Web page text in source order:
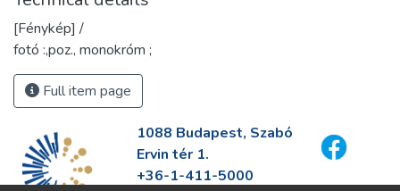
[Fénykép] /
fotó :,poz., monokróm ;
Full item page
1088 Budapest, Szabó
Ervin tér 1.
+36-1-411-5000